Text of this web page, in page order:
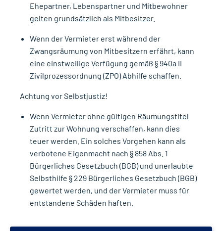
Ehepartner, Lebenspartner und Mitbewohner
gelten grundsätzlich als Mitbesitzer.
Wenn der Vermieter erst während der
Zwangsräumung von Mitbesitzern erfährt, kann
eine einstweilige Verfügung gemäß § 940a II
Zivilprozessordnung (ZPO) Abhilfe schaffen.
Achtung vor Selbstjustiz!
Wenn Vermieter ohne gültigen Räumungstitel
Zutritt zur Wohnung verschaffen, kann dies
teuer werden. Ein solches Vorgehen kann als
verbotene Eigenmacht nach § 858 Abs. 1
Bürgerliches Gesetzbuch (BGB) und unerlaubte
Selbsthilfe § 229 Bürgerliches Gesetzbuch (BGB)
gewertet werden, und der Vermieter muss für
entstandene Schäden haften.